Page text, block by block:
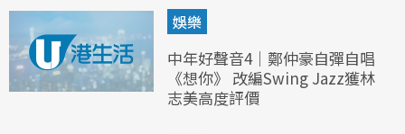
娛樂
中年好聲音4｜鄭仲豪自彈自唱
《想你》 改編Swing Jazz獲林
志美高度評價